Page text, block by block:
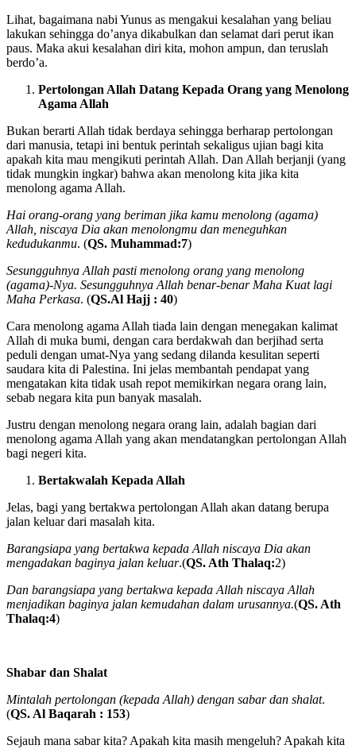
Lihat, bagaimana nabi Yunus as mengakui kesalahan yang beliau
lakukan sehingga do’anya dikabulkan dan selamat dari perut ikan
paus. Maka akui kesalahan diri kita, mohon ampun, dan teruslah
berdo’a.
Pertolongan Allah Datang Kepada Orang yang Menolong
Agama Allah
Bukan berarti Allah tidak berdaya sehingga berharap pertolongan
dari manusia, tetapi ini bentuk perintah sekaligus ujian bagi kita
apakah kita mau mengikuti perintah Allah. Dan Allah berjanji (yang
tidak mungkin ingkar) bahwa akan menolong kita jika kita
menolong agama Allah.
Hai orang-orang yang beriman jika kamu menolong (agama)
Allah, niscaya Dia akan menolongmu dan meneguhkan
kedudukanmu. (QS. Muhammad:7)
Sesungguhnya Allah pasti menolong orang yang menolong
(agama)-Nya. Sesungguhnya Allah benar-benar Maha Kuat lagi
Maha Perkasa. (QS.Al Hajj : 40)
Cara menolong agama Allah tiada lain dengan menegakan kalimat
Allah di muka bumi, dengan cara berdakwah dan berjihad serta
peduli dengan umat-Nya yang sedang dilanda kesulitan seperti
saudara kita di Palestina. Ini jelas membantah pendapat yang
mengatakan kita tidak usah repot memikirkan negara orang lain,
sebab negara kita pun banyak masalah.
Justru dengan menolong negara orang lain, adalah bagian dari
menolong agama Allah yang akan mendatangkan pertolongan Allah
bagi negeri kita.
Bertakwalah Kepada Allah
Jelas, bagi yang bertakwa pertolongan Allah akan datang berupa
jalan keluar dari masalah kita.
Barangsiapa yang bertakwa kepada Allah niscaya Dia akan
mengadakan baginya jalan keluar.(QS. Ath Thalaq:2)
Dan barangsiapa yang bertakwa kepada Allah niscaya Allah
menjadikan baginya jalan kemudahan dalam urusannya.(QS. Ath
Thalaq:4)
Shabar dan Shalat
Mintalah pertolongan (kepada Allah) dengan sabar dan shalat.
(QS. Al Baqarah : 153)
Sejauh mana sabar kita? Apakah kita masih mengeluh? Apakah kita